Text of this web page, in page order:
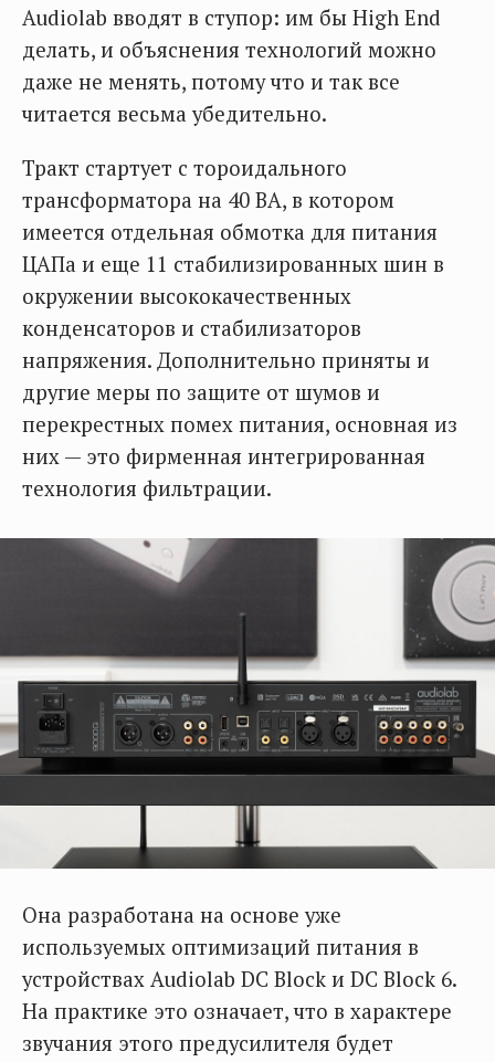
Audiolab вводят в ступор: им бы High End
делать, и объяснения технологий можно
даже не менять, потому что и так все
читается весьма убедительно.
Тракт стартует с тороидального
трансформатора на 40 ВА, в котором
имеется отдельная обмотка для питания
ЦАПа и еще 11 стабилизированных шин в
окружении высококачественных
конденсаторов и стабилизаторов
напряжения. Дополнительно приняты и
другие меры по защите от шумов и
перекрестных помех питания, основная из
них — это фирменная интегрированная
технология фильтрации.
Она разработана на основе уже
используемых оптимизаций питания в
устройствах Audiolab DC Block и DC Block 6.
На практике это означает, что в характере
звучания этого предусилителя будет